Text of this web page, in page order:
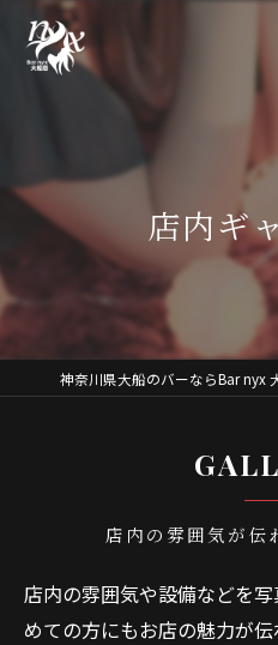
店内ギ
店内の雰囲気が伝
店内の雰囲気や設備などを
めての方にもお店の魅力が